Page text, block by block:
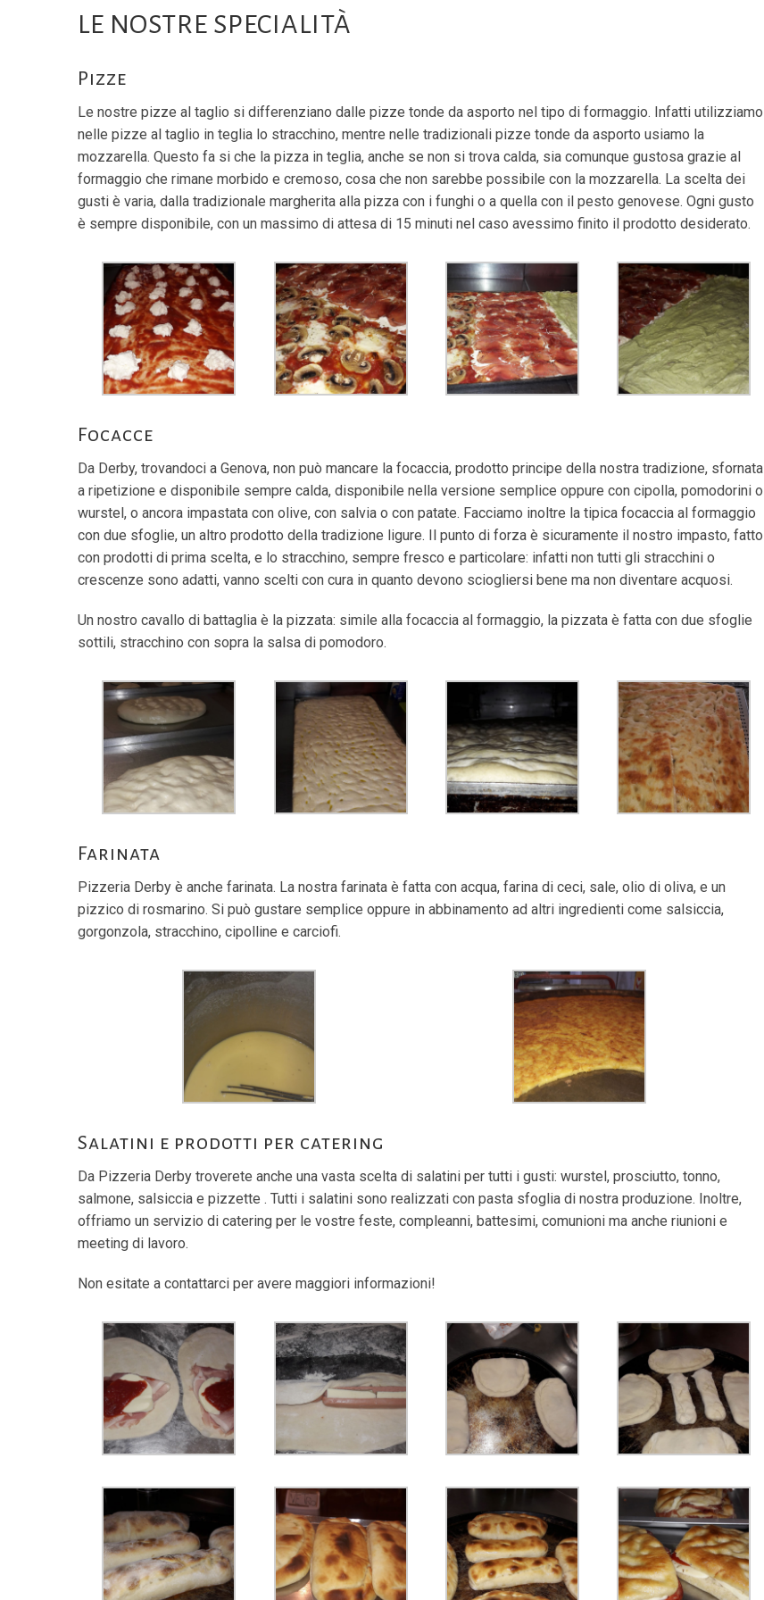
LE NOSTRE SPECIALITÀ
Pizze
Le nostre pizze al taglio si differenziano dalle pizze tonde da asporto nel tipo di formaggio. Infatti utilizziamo
nelle pizze al taglio in teglia lo stracchino, mentre nelle tradizionali pizze tonde da asporto usiamo la
mozzarella. Questo fa si che la pizza in teglia, anche se non si trova calda, sia comunque gustosa grazie al
formaggio che rimane morbido e cremoso, cosa che non sarebbe possibile con la mozzarella. La scelta dei
gusti è varia, dalla tradizionale margherita alla pizza con i funghi o a quella con il pesto genovese. Ogni gusto
è sempre disponibile, con un massimo di attesa di 15 minuti nel caso avessimo finito il prodotto desiderato.
Focacce
Da Derby, trovandoci a Genova, non può mancare la focaccia, prodotto principe della nostra tradizione, sfornata
a ripetizione e disponibile sempre calda, disponibile nella versione semplice oppure con cipolla, pomodorini o
wurstel, o ancora impastata con olive, con salvia o con patate. Facciamo inoltre la tipica focaccia al formaggio
con due sfoglie, un altro prodotto della tradizione ligure. Il punto di forza è sicuramente il nostro impasto, fatto
con prodotti di prima scelta, e lo stracchino, sempre fresco e particolare: infatti non tutti gli stracchini o
crescenze sono adatti, vanno scelti con cura in quanto devono sciogliersi bene ma non diventare acquosi.
Un nostro cavallo di battaglia è la pizzata: simile alla focaccia al formaggio, la pizzata è fatta con due sfoglie
sottili, stracchino con sopra la salsa di pomodoro.
Farinata
Pizzeria Derby è anche farinata. La nostra farinata è fatta con acqua, farina di ceci, sale, olio di oliva, e un
pizzico di rosmarino. Si può gustare semplice oppure in abbinamento ad altri ingredienti come salsiccia,
gorgonzola, stracchino, cipolline e carciofi.
Salatini e prodotti per catering
Da Pizzeria Derby troverete anche una vasta scelta di salatini per tutti i gusti: wurstel, prosciutto, tonno,
salmone, salsiccia e pizzette . Tutti i salatini sono realizzati con pasta sfoglia di nostra produzione. Inoltre,
offriamo un servizio di catering per le vostre feste, compleanni, battesimi, comunioni ma anche riunioni e
meeting di lavoro.
Non esitate a contattarci per avere maggiori informazioni!